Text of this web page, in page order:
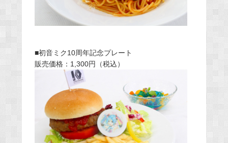
■初音ミク10周年記念プレート
販売価格：1,300円（税込）